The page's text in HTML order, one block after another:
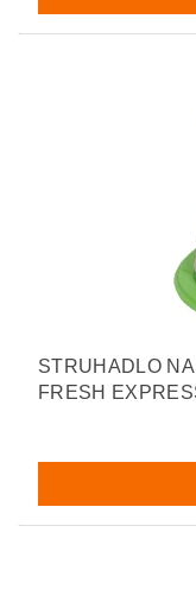
STRUHADLO
FRESH